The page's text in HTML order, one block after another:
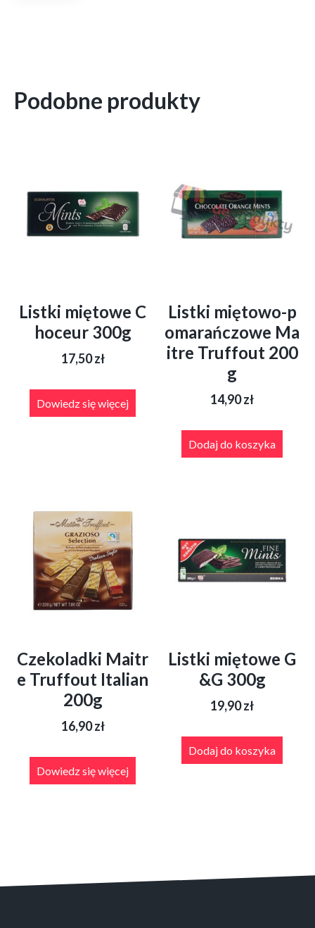
Podobne produkty
Listki miętowe C
hoceur 300g
17,50zł
Dowiedz się więcej
Listki miętowo-p
omarańczowe Ma
itre Truffout 200
g
14,90zł
Dodaj do koszyka
Czekoladki Maitr
e Truffout Italian
200g
16,90zł
Dowiedz się więcej
Listki miętowe G
&G 300g
19,90zł
Dodaj do koszyka